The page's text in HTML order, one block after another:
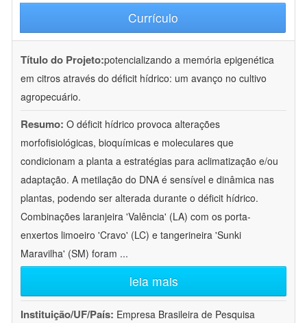
Currículo
Título do Projeto:potencializando a memória epigenética
em citros através do déficit hídrico: um avanço no cultivo
agropecuário.
Resumo: O déficit hídrico provoca alterações
morfofisiológicas, bioquímicas e moleculares que
condicionam a planta a estratégias para aclimatização e/ou
adaptação. A metilação do DNA é sensível e dinâmica nas
plantas, podendo ser alterada durante o déficit hídrico.
Combinações laranjeira 'Valência' (LA) com os porta-
enxertos limoeiro 'Cravo' (LC) e tangerineira 'Sunki
Maravilha' (SM) foram ...
leia mais
Instituição/UF/País: Empresa Brasileira de Pesquisa